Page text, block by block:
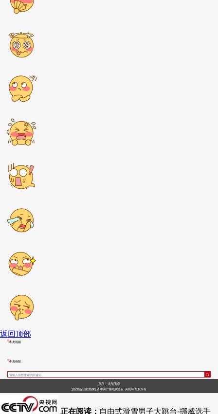
返回顶部
冬奥视频
冬奥画报
首页 | 全站地图
京ICP备10003349号-1 中央广播电视总台 央视网 版权所有
正在阅读： 自由式滑雪男子大跳台-挪威选手